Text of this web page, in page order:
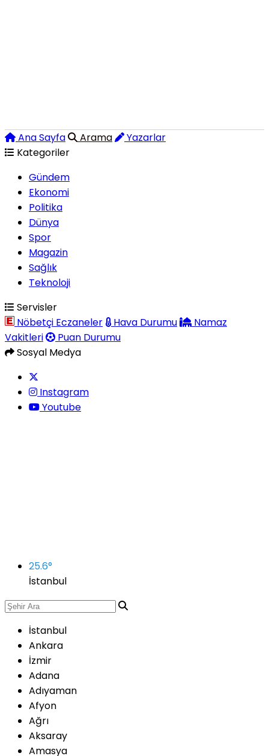
Ana Sayfa Arama
Yazarlar
Kategoriler
Gündem
Ekonomi
Politika
Dünya
Spor
Magazin
Sağlık
Teknoloji
Servisler
Nöbetçi Eczaneler
Hava Durumu
Namaz
Vakitleri
Puan Durumu
Sosyal Medya
Instagram
Youtube
25.6°
İstanbul
İstanbul
Ankara
İzmir
Adana
Adıyaman
Afyon
Ağrı
Aksaray
Amasya